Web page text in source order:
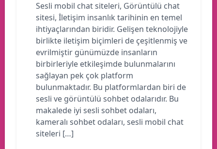
Sesli mobil chat siteleri, Görüntülü chat
sitesi, İletişim insanlık tarihinin en temel
ihtiyaçlarından biridir. Gelişen teknolojiyle
birlikte iletişim biçimleri de çeşitlenmiş ve
evrilmiştir günümüzde insanların
birbirleriyle etkileşimde bulunmalarını
sağlayan pek çok platform
bulunmaktadır. Bu platformlardan biri de
sesli ve görüntülü sohbet odalarıdır. Bu
makalede iyi sesli sohbet odaları,
kameralı sohbet odaları, sesli mobil chat
siteleri […]